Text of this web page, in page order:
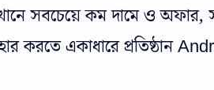
সবচেয়ে কম দামে ও অফার,
করতে একাধারে প্রতিষ্ঠান